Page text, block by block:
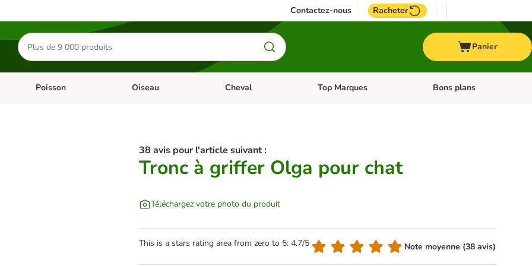
Contactez-nous Racheter
Rechercher
des
produits
Panier
Dérouler les catégories: Rongeur & Co
Poisson Dérouler les catégories: Poisson
Oiseau Dérouler les catégories: Oiseau
Cheval Dérouler les catégories: Cheval
Top Marques Dérouler les catégories: Top
Bons plans
38 avis pour l'article suivant :
Tronc à griffer Olga pour chat
Téléchargez votre photo du produit
This is a stars rating area from zero to 5: 4.7/5 Note moyenne (38 avis)